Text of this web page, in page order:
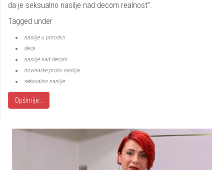
da je seksualno nasilje nad decom realnost”.
Tagged under
nasilje u porodici
deca
nasilje nad decom
novinarke protiv nasilja
seksualno nasilje
Opširnije...